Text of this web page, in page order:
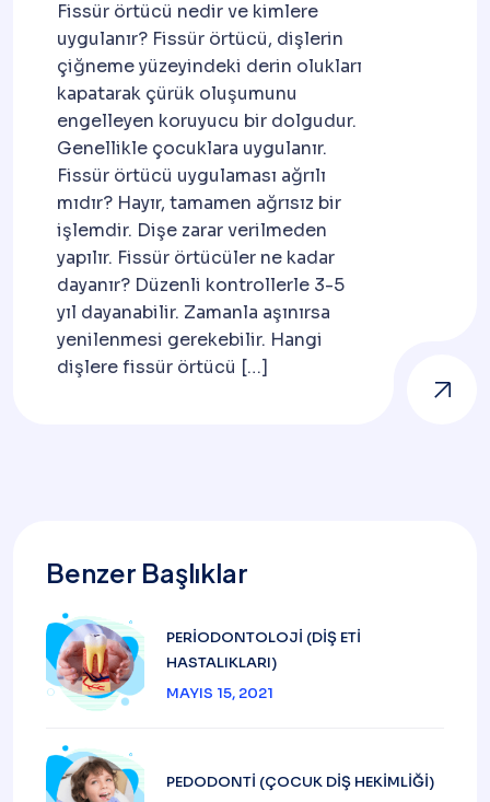
Fissür örtücü nedir ve kimlere
uygulanır? Fissür örtücü, dişlerin
çiğneme yüzeyindeki derin olukları
kapatarak çürük oluşumunu
engelleyen koruyucu bir dolgudur.
Genellikle çocuklara uygulanır.
Fissür örtücü uygulaması ağrılı
mıdır? Hayır, tamamen ağrısız bir
işlemdir. Dişe zarar verilmeden
yapılır. Fissür örtücüler ne kadar
dayanır? Düzenli kontrollerle 3-5
yıl dayanabilir. Zamanla aşınırsa
yenilenmesi gerekebilir. Hangi
dişlere fissür örtücü […]
Benzer Başlıklar
PERIODONTOLOJI (DIŞ ETI
HASTALIKLARI)
MAYIS 15, 2021
PEDODONTI (ÇOCUK DIŞ HEKIMLIĞI)